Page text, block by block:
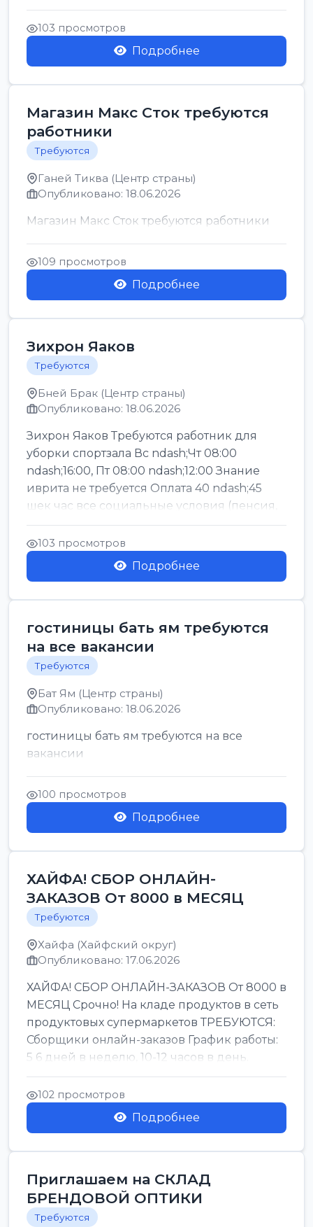
позицию возможна дом...
103 просмотров
Подробнее
Магазин Макс Сток требуются
работники
Требуются
Ганей Тиква (Центр страны)
Опубликовано: 18.06.2026
Магазин Макс Сток требуются работники
109 просмотров
Подробнее
Зихрон Яаков
Требуются
Бней Брак (Центр страны)
Опубликовано: 18.06.2026
Зихрон Яаков Требуются работник для
уборки спортзала Вс ndash;Чт 08:00
ndash;16:00, Пт 08:00 ndash;12:00 Знание
иврита не требуется Оплата 40 ndash;45
шек час все социальные условия (пенсия,
керен ишт...
103 просмотров
Подробнее
гостиницы бать ям требуются
на все вакансии
Требуются
Бат Ям (Центр страны)
Опубликовано: 18.06.2026
гостиницы бать ям требуются на все
вакансии
100 просмотров
Подробнее
ХАЙФА! СБОР ОНЛАЙН-
ЗАКАЗОВ От 8000 в МЕСЯЦ
Требуются
Хайфа (Хайфский округ)
Опубликовано: 17.06.2026
ХАЙФА! СБОР ОНЛАЙН-ЗАКАЗОВ От 8000 в
МЕСЯЦ Срочно! На кладе продуктов в сеть
продуктовых супермаркетов ТРЕБУЮТСЯ:
Сборщики онлайн-заказов График работы:
5 6 дней в неделю, 10-12 часов в день.
Колле ОП...
102 просмотров
Подробнее
Приглашаем на СКЛАД
БРЕНДОВОЙ ОПТИКИ
Требуются